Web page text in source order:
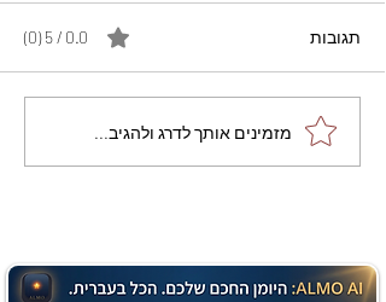
מתכון מנצח עוגת מייפל
שוקולד בחושה וקלה - זיוה
תגובות 0.0 / 5 ‏(0)
מזמינים אותך לדרג ולהגיב...